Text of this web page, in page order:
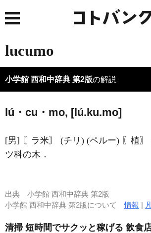
lucumo
小学館 西和中辞典 第2版の解説
lú・cu・mo, [lú.ku.mo]
[男] 〘ラ米〙 (チリ) (ペルー) 〖植
ツ科の木．
出典 小学館 西和中辞典 第2版
小学館 西和中辞典 第2版について情報 |
清掃 短時間でサクッと稼げる 飲食